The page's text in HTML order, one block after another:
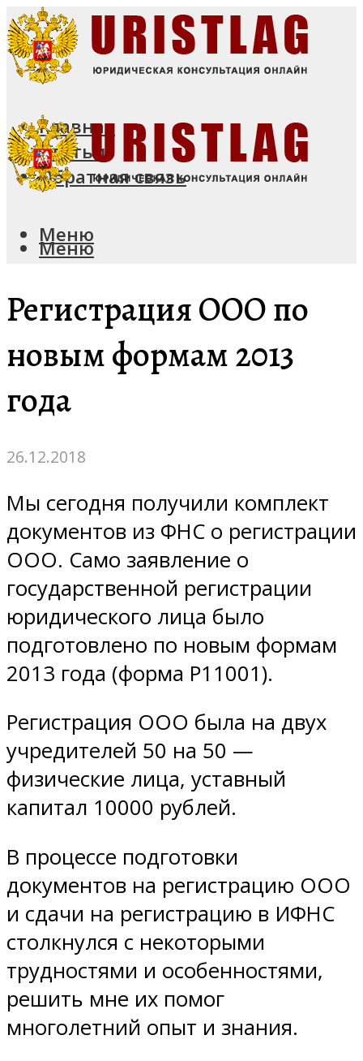
Главная
Статьи
Обратная связь
Меню
Меню
Регистрация ООО по
новым формам 2013
года
26.12.2018
Мы сегодня получили комплект
документов из ФНС о регистрации
ООО. Само заявление о
государственной регистрации
юридического лица было
подготовлено по новым формам
2013 года (форма Р11001).
Регистрация ООО была на двух
учредителей 50 на 50 —
физические лица, уставный
капитал 10000 рублей.
В процессе подготовки
документов на регистрацию ООО
и сдачи на регистрацию в ИФНС
столкнулся с некоторыми
трудностями и особенностями,
решить мне их помог
многолетний опыт и знания.